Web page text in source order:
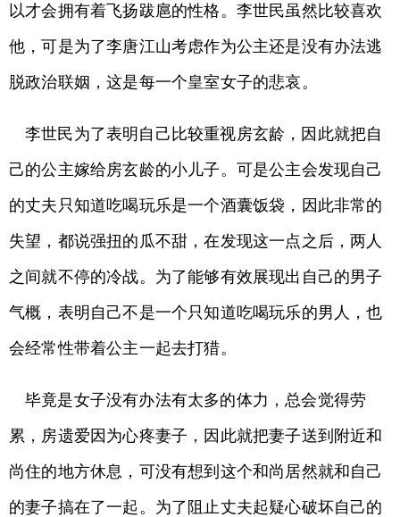
以才会拥有着飞扬跋扈的性格。李世民虽然比较喜欢
他，可是为了李唐江山考虑作为公主还是没有办法逃
脱政治联姻，这是每一个皇室女子的悲哀。
李世民为了表明自己比较重视房玄龄，因此就把自
己的公主嫁给房玄龄的小儿子。可是公主会发现自己
的丈夫只知道吃喝玩乐是一个酒囊饭袋，因此非常的
失望，都说强扭的瓜不甜，在发现这一点之后，两人
之间就不停的冷战。为了能够有效展现出自己的男子
气概，表明自己不是一个只知道吃喝玩乐的男人，也
会经常性带着公主一起去打猎。
毕竟是女子没有办法有太多的体力，总会觉得劳
累，房遗爱因为心疼妻子，因此就把妻子送到附近和
尚住的地方休息，可没有想到这个和尚居然就和自己
的妻子搞在了一起。为了阻止丈夫起疑心破坏自己的